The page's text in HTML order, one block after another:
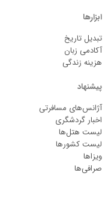
ابزارها
تبدیل تاریخ
آکادمی زبان
هزینه زندگی
پیشنهاد
آژانس‌های مسافرتی
اخبار گردشگری
لیست هتل‌ها
لیست کشورها
ویزاها
صرافی‌ها